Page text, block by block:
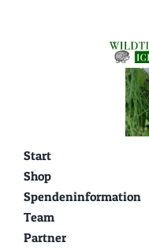
Start
Shop
Spendeninformation
Team
Partner